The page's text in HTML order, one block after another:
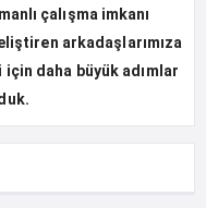
çalışma imkanı
arkadaşlarımıza
daha büyük adımlar